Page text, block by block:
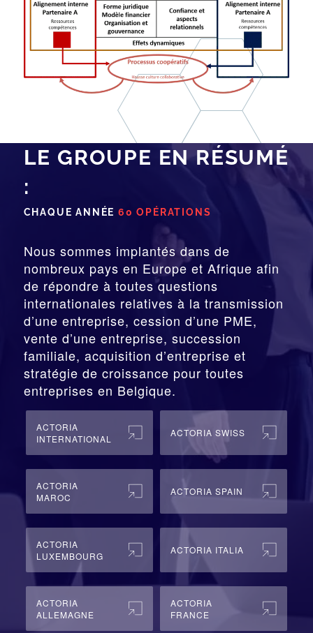
LE GROUPE EN RÉSUMÉ
:
CHAQUE ANNÉE 60 OPÉRATIONS
Nous sommes implantés dans de
nombreux pays en Europe et Afrique afin
de répondre à toutes questions
internationales relatives à la transmission
d’une entreprise, cession d’une PME,
vente d’une entreprise, succession
familiale, acquisition d’entreprise et
stratégie de croissance pour toutes
entreprises en Belgique.
ACTORIA
INTERNATIONAL
ACTORIA SWISS
ACTORIA
MAROC
ACTORIA SPAIN
ACTORIA
LUXEMBOURG
ACTORIA ITALIA
ACTORIA
ALLEMAGNE
ACTORIA
FRANCE